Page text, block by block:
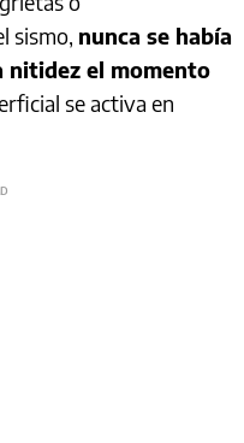
sismo, nunca se había
nitidez el momento
se activa en